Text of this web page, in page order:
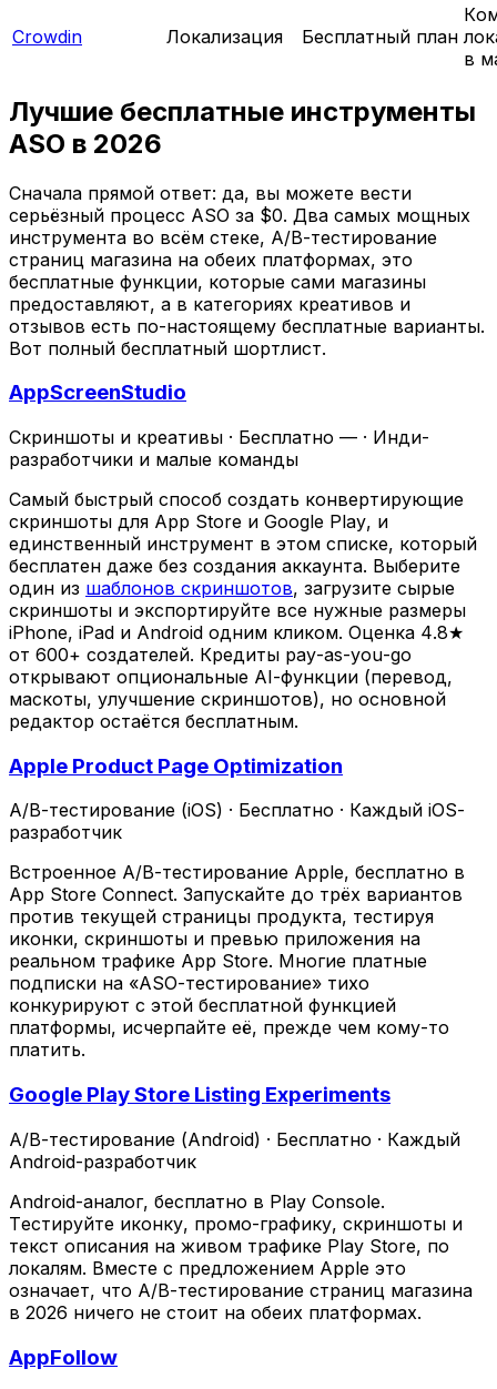
Crowdin Локализация Бесплатный план
в
Лучшие бесплатные инструменты
ASO в 2026
Сначала прямой ответ: да, вы можете вести
серьёзный процесс ASO за $0. Два самых мощных
инструмента во всём стеке, A/B-тестирование
страниц магазина на обеих платформах, это
бесплатные функции, которые сами магазины
предоставляют, а в категориях креативов и
отзывов есть по-настоящему бесплатные варианты.
Вот полный бесплатный шортлист.
AppScreenStudio
Скриншоты и креативы · Бесплатно — · Инди-
разработчики и малые команды
Самый быстрый способ создать конвертирующие
скриншоты для App Store и Google Play, и
единственный инструмент в этом списке, который
бесплатен даже без создания аккаунта. Выберите
один из шаблонов скриншотов, загрузите сырые
скриншоты и экспортируйте все нужные размеры
iPhone, iPad и Android одним кликом. Оценка 4.8★
от 600+ создателей. Кредиты pay-as-you-go
открывают опциональные AI-функции (перевод,
маскоты, улучшение скриншотов), но основной
редактор остаётся бесплатным.
Apple Product Page Optimization
A/B-тестирование (iOS) · Бесплатно · Каждый iOS-
разработчик
Встроенное A/B-тестирование Apple, бесплатно в
App Store Connect. Запускайте до трёх вариантов
против текущей страницы продукта, тестируя
иконки, скриншоты и превью приложения на
реальном трафике App Store. Многие платные
подписки на «ASO-тестирование» тихо
конкурируют с этой бесплатной функцией
платформы, исчерпайте её, прежде чем кому-то
платить.
Google Play Store Listing Experiments
A/B-тестирование (Android) · Бесплатно · Каждый
Android-разработчик
Android-аналог, бесплатно в Play Console.
Тестируйте иконку, промо-графику, скриншоты и
текст описания на живом трафике Play Store, по
локалям. Вместе с предложением Apple это
означает, что A/B-тестирование страниц магазина
в 2026 ничего не стоит на обеих платформах.
AppFollow